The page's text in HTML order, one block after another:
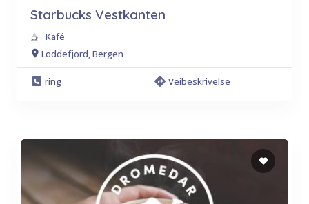
Starbucks Vestkanten
Kafé
Loddefjord, Bergen
ring Veibeskrivelse